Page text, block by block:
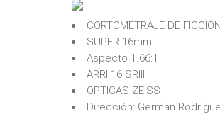
CORTOMETRAJE DE
SUPER 16mm
Aspecto 1.66:1
ARRI 16 SRIII
OPTICAS ZEISS
Dirección: Germán